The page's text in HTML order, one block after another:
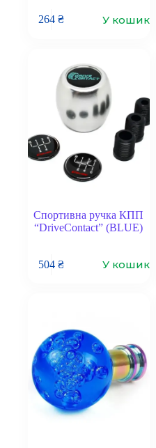
264₴ У кошик
Спортивна ручка КПП
“DriveContact” (BLUE)
504₴ У кошик